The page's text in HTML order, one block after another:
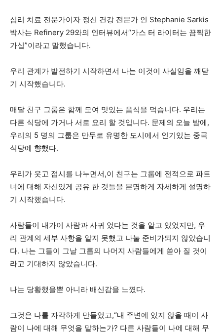
심리 치료 전문가이자 정신 건강 전문가 인 Stephanie Sarkis
박사는 Refinery 29와의 인터뷰에서“가스 터 라이터는 끔찍한
가십”이라고 말했습니다.
우리 관계가 발전하기 시작하면서 나는 이것이 사실임을 깨닫
기 시작했습니다.
매달 친구 그룹은 함께 모여 맛있는 음식을 먹습니다. 우리는
다른 식당에 가거나 서로 요리 할 것입니다. 문제의 오늘 밤에,
우리의 5 명의 그룹은 만두로 유명한 도시에서 인기있는 중국
식당에 향했다.
우리가 웃고 접시를 나누면서,이 친구는 그룹에 전적으로 파트
너에 대해 자신있게 공유 한 것들을 분명하게 자세하게 설명하
기 시작했습니다.
사람들이 내가이 사람과 사귀 었다는 것을 알고 있었지만, 우
리 관계의 세부 사항을 알지 못했고 나눌 준비가되지 않았습니
다. 나는 그들이 그날 그룹의 나머지 사람들에게 쏟아 질 것이
라고 기대하지 않았습니다.
나는 당황했을뿐 아니라 배신감을 느꼈다.
그것은 나를 자각하게 만들었고,“내 주변에 있지 않을 때이 사
람이 나에 대해 무엇을 말하는가? 다른 사람들이 나에 대해 무